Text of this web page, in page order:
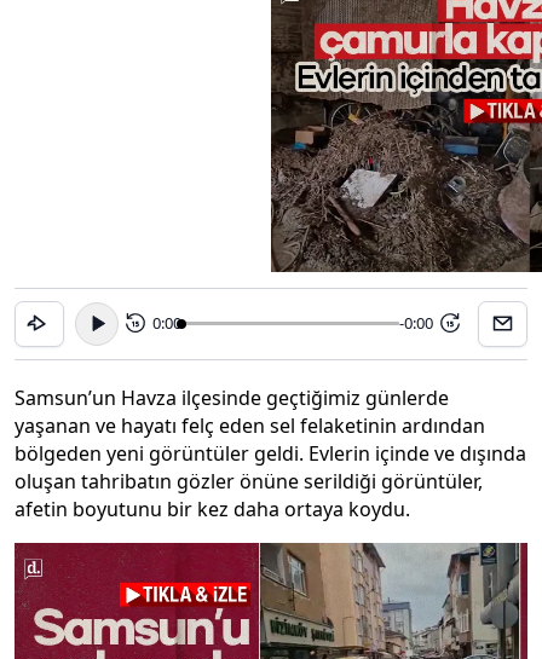
15 0:00 -0:00 15
Samsun’un Havza ilçesinde geçtiğimiz günlerde
yaşanan ve hayatı felç eden sel felaketinin ardından
bölgeden yeni görüntüler geldi. Evlerin içinde ve dışında
oluşan tahribatın gözler önüne serildiği görüntüler,
afetin boyutunu bir kez daha ortaya koydu.